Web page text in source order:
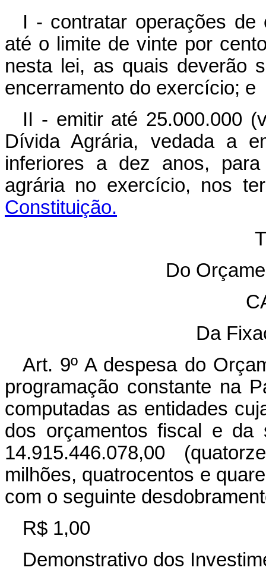
I - contratar operações de
até o limite de vinte por
nesta lei, as quais deverão
encerramento do exercício; e
II - emitir até 25.000.000
Dívida Agrária, vedada a
inferiores a dez anos,
agrária no exercício, nos
Constituição.
Do
Da
Art. 9º A despesa do
programação constante na
computadas as entidades
dos orçamentos fiscal e da
14.915.446.078,00
milhões, quatrocentos e
com o seguinte
R$ 1,00
Demonstrativo dos